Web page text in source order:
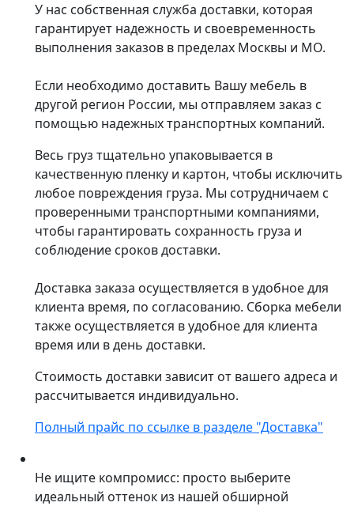
У нас собственная служба доставки, которая
гарантирует надежность и своевременность
выполнения заказов в пределах Москвы и МО.
Если необходимо доставить Вашу мебель в
другой регион России, мы отправляем заказ с
помощью надежных транспортных компаний.
Весь груз тщательно упаковывается в
качественную пленку и картон, чтобы исключить
любое повреждения груза. Мы сотрудничаем с
проверенными транспортными компаниями,
чтобы гарантировать сохранность груза и
соблюдение сроков доставки.
Доставка заказа осуществляется в удобное для
клиента время, по согласованию. Сборка мебели
также осуществляется в удобное для клиента
время или в день доставки.
Стоимость доставки зависит от вашего адреса и
рассчитывается индивидуально.
Полный прайс по ссылке в разделе "Доставка"
Не ищите компромисс: просто выберите
идеальный оттенок из нашей обширной